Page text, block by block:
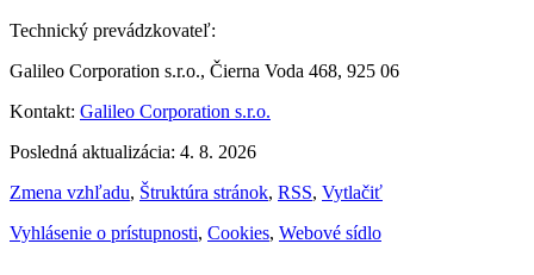
Technický prevádzkovateľ:
Galileo Corporation s.r.o., Čierna Voda 468, 925 06
Kontakt: Galileo Corporation s.r.o.
Posledná aktualizácia: 4. 8. 2026
Zmena vzhľadu, Štruktúra stránok, RSS, Vytlačiť
Vyhlásenie o prístupnosti, Cookies, Webové sídlo